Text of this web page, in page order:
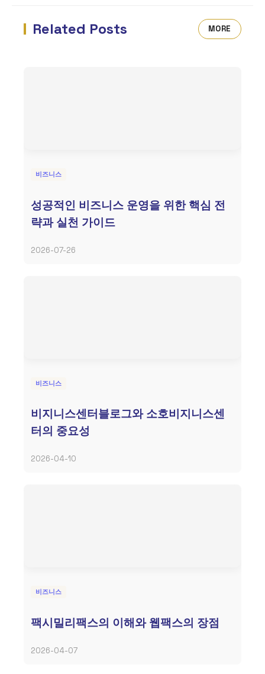
Related Posts MORE
비즈니스
성공적인 비즈니스 운영을 위한 핵심 전
략과 실천 가이드
2026-07-26
비즈니스
비지니스센터블로그와 소호비지니스센
터의 중요성
2026-04-10
비즈니스
팩시밀리팩스의 이해와 웹팩스의 장점
2026-04-07